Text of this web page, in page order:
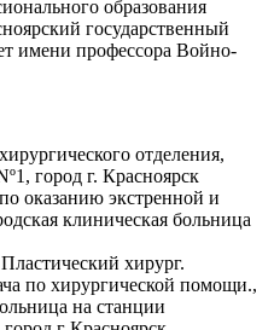
образования
государственный
имени профессора Войно-
отделения,
город г. Красноярск
оказанию экстренной и
клиническая больница
хирург.
по хирургической помощи.,
на станции